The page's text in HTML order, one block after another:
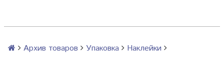
Архив товаров Упаковка Наклейки